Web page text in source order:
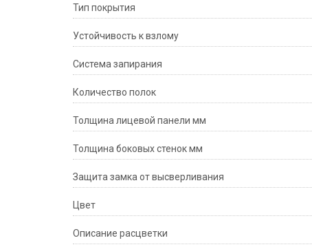
Тип покрытия
Устойчивость к взлому
Система запирания
Количество полок
Толщина лицевой панели мм
Толщина боковых стенок мм
Защита замка от высверливания
Цвет
Описание расцветки